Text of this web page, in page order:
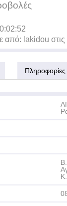
από: lakidou στις
Πληροφορίες